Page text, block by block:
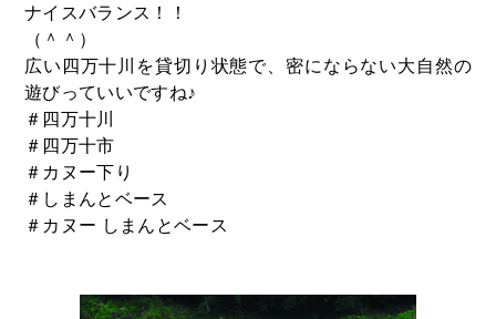
ナイスバランス！！
（＾＾）
広い四万十川を貸切り状態で、密にならない大自然の
遊びっていいですね♪
＃四万十川
＃四万十市
＃カヌー下り
​＃しまんとベース
＃カヌー しまんとベース